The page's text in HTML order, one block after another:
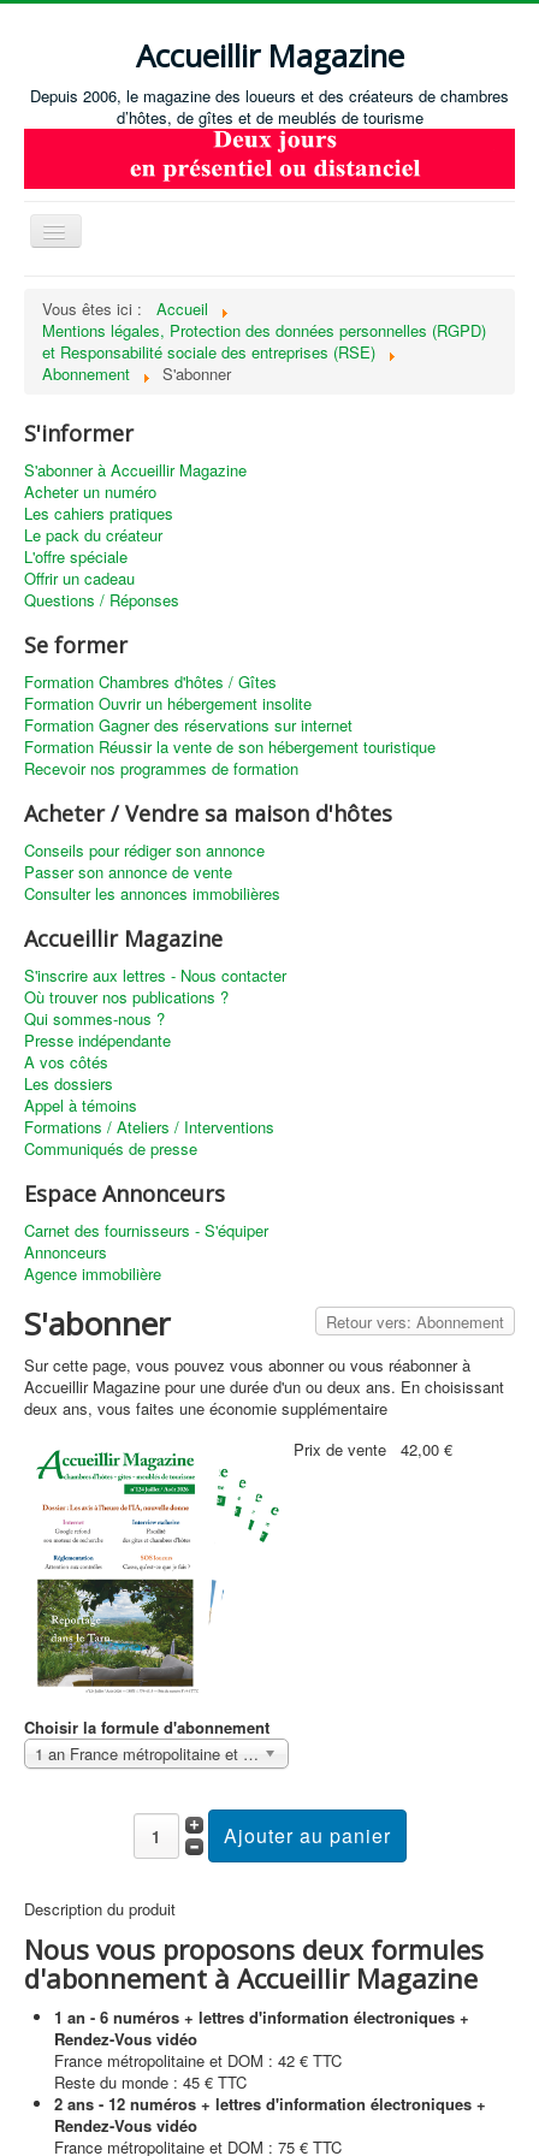
Accueillir Magazine
Depuis 2006, le magazine des loueurs et des créateurs de chambres
d’hôtes, de gîtes et de meublés de tourisme
Basculer
Créer / Ouvrir
Gérer
Recevoir les annonces immobilières / Nous contacter
Vous êtes ici :
Accueil
Mentions légales, Protection des données personnelles (RGPD)
et Responsabilité sociale des entreprises (RSE)
Abonnement
S'abonner
S'informer
S'abonner à Accueillir Magazine
Acheter un numéro
Les cahiers pratiques
Le pack du créateur
L'offre spéciale
Offrir un cadeau
Questions / Réponses
Se former
Formation Chambres d'hôtes / Gîtes
Formation Ouvrir un hébergement insolite
Formation Gagner des réservations sur internet
Formation Réussir la vente de son hébergement touristique
Recevoir nos programmes de formation
Acheter / Vendre sa maison d'hôtes
Conseils pour rédiger son annonce
Passer son annonce de vente
Consulter les annonces immobilières
Accueillir Magazine
S'inscrire aux lettres - Nous contacter
Où trouver nos publications ?
Qui sommes-nous ?
Presse indépendante
A vos côtés
Les dossiers
Appel à témoins
Formations / Ateliers / Interventions
Communiqués de presse
Espace Annonceurs
Carnet des fournisseurs - S'équiper
Annonceurs
Agence immobilière
Retour vers: Abonnement
S'abonner
Sur cette page, vous pouvez vous abonner ou vous réabonner à
Accueillir Magazine pour une durée d'un ou deux ans. En choisissant
deux ans, vous faites une économie supplémentaire
Prix ​​de vente
42,00 €
Choisir la formule d'abonnement
1 an France métropolitaine et DOM Sans surcoût
Description du produit
Nous vous proposons deux formules
d'abonnement à Accueillir Magazine
1 an - 6 numéros + lettres d'information électroniques +
Rendez-Vous vidéo
France métropolitaine et DOM : 42 € TTC
Reste du monde : 45 € TTC
2 ans - 12 numéros + lettres d'information électroniques +
Rendez-Vous vidéo
France métropolitaine et DOM : 75 € TTC